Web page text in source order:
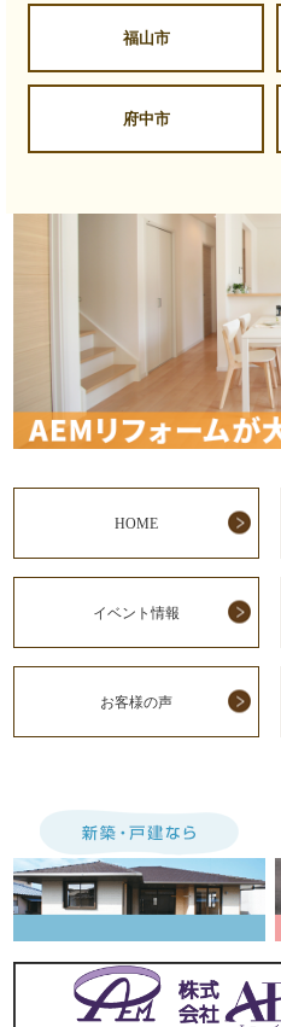
福山市
府中市
HOME
イベント情報
お客様の声